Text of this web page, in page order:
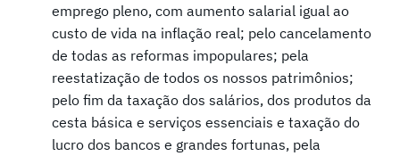
emprego pleno, com aumento salarial igual ao
custo de vida na inflação real; pelo cancelamento
de todas as reformas impopulares; pela
reestatização de todos os nossos patrimônios;
pelo fim da taxação dos salários, dos produtos da
cesta básica e serviços essenciais e taxação do
lucro dos bancos e grandes fortunas, pela